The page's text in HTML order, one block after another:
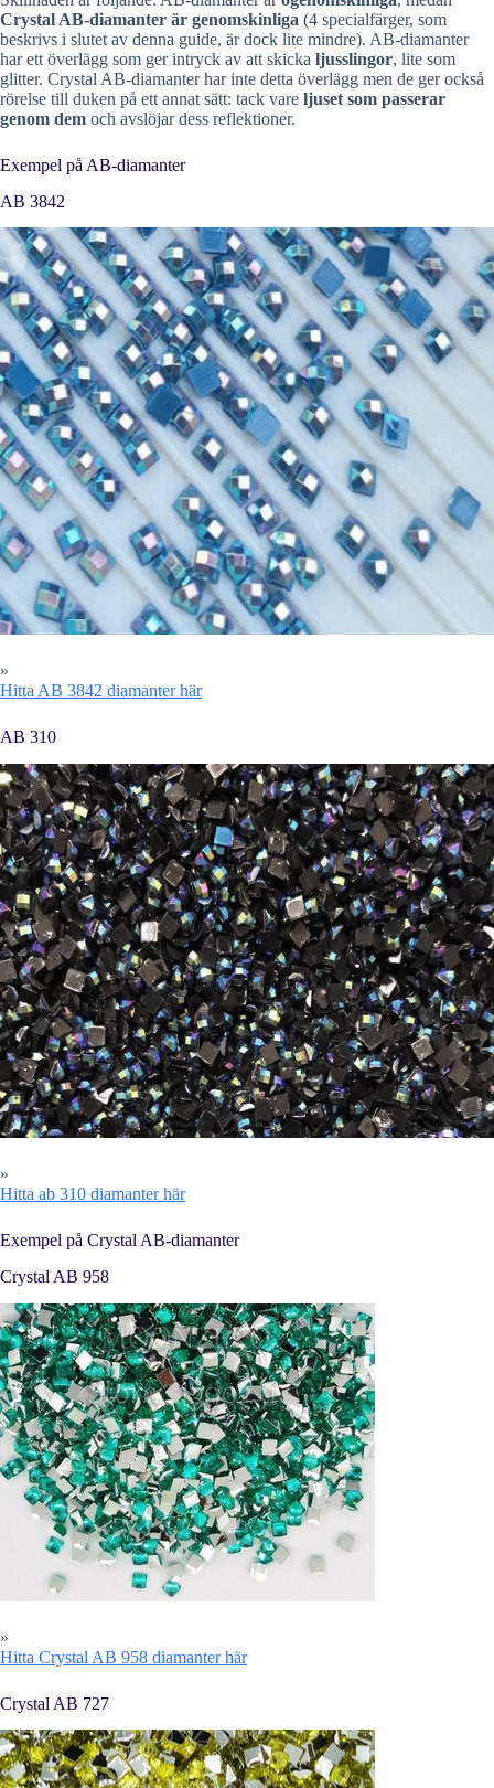
Crystal AB-diamanter är genomskinliga (4 specialfärger, som
beskrivs i slutet av denna guide, är dock lite mindre). AB-diamanter
har ett överlägg som ger intryck av att skicka ljusslingor, lite som
glitter. Crystal AB-diamanter har inte detta överlägg men de ger också
rörelse till duken på ett annat sätt: tack vare ljuset som passerar
genom dem och avslöjar dess reflektioner.
Exempel på AB-diamanter
AB 3842
»
Hitta AB 3842 diamanter här
AB 310
»
Hitta ab 310 diamanter här
Exempel på Crystal AB-diamanter
Crystal AB 958
»
Hitta Crystal AB 958 diamanter här
Crystal AB 727